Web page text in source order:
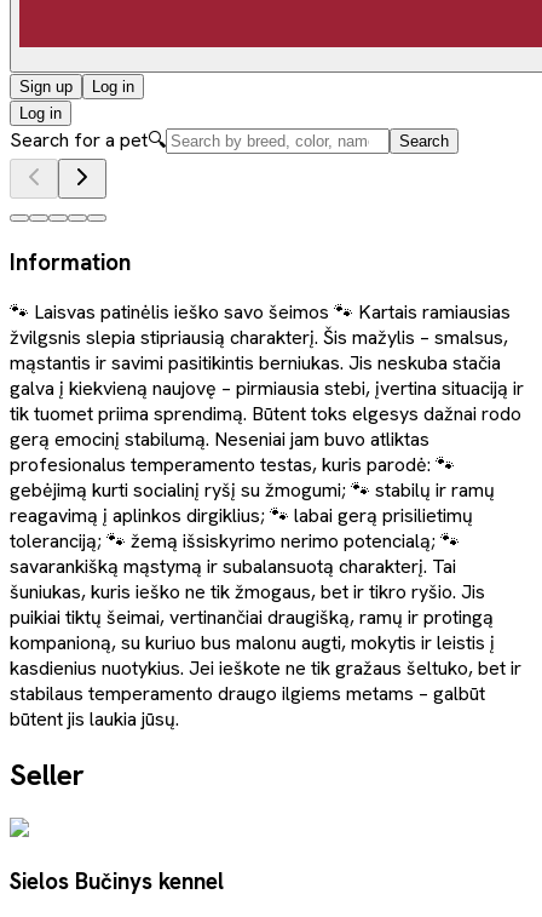
Sign up
Log in
Log in
Search for a pet🔍 Search
Information
🐾 Laisvas patinėlis ieško savo šeimos 🐾 Kartais ramiausias
žvilgsnis slepia stipriausią charakterį. Šis mažylis – smalsus,
mąstantis ir savimi pasitikintis berniukas. Jis neskuba stačia
galva į kiekvieną naujovę – pirmiausia stebi, įvertina situaciją ir
tik tuomet priima sprendimą. Būtent toks elgesys dažnai rodo
gerą emocinį stabilumą. Neseniai jam buvo atliktas
profesionalus temperamento testas, kuris parodė: 🐾
gebėjimą kurti socialinį ryšį su žmogumi; 🐾 stabilų ir ramų
reagavimą į aplinkos dirgiklius; 🐾 labai gerą prisilietimų
toleranciją; 🐾 žemą išsiskyrimo nerimo potencialą; 🐾
savarankišką mąstymą ir subalansuotą charakterį. Tai
šuniukas, kuris ieško ne tik žmogaus, bet ir tikro ryšio. Jis
puikiai tiktų šeimai, vertinančiai draugišką, ramų ir protingą
kompanioną, su kuriuo bus malonu augti, mokytis ir leistis į
kasdienius nuotykius. Jei ieškote ne tik gražaus šeltuko, bet ir
stabilaus temperamento draugo ilgiems metams – galbūt
būtent jis laukia jūsų.
Seller
Sielos Bučinys kennel